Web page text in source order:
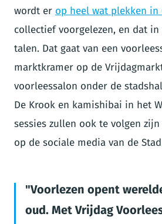
wordt er op heel wat plekken in
collectief voorgelezen, en dat
talen. Dat gaat van een
marktkramer op de
voorleessalon onder de
De Krook en kamishibai in het
sessies zullen ook te volgen
op de sociale media van de
Voorlezen opent
oud. Met Vrijdag